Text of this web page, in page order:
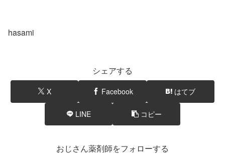
hasami
シェアする
X Facebook はてブ
LINE コピー
おじさん薬剤師をフォローする